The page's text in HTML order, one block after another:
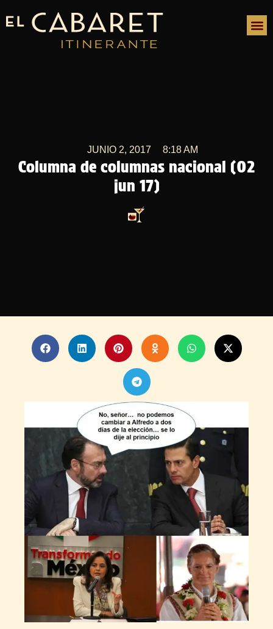
Columna de columnas nacional (02
jun 17)
JUNIO 2, 2017 8:18 AM